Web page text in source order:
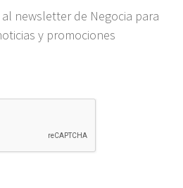
newsletter de Negocia para
y promociones